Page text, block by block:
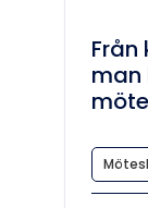
Från
man